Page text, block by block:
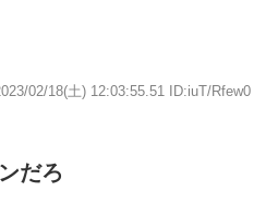
02/18(土) 12:03:55.51 ID:iuT/Rfew0
だろ